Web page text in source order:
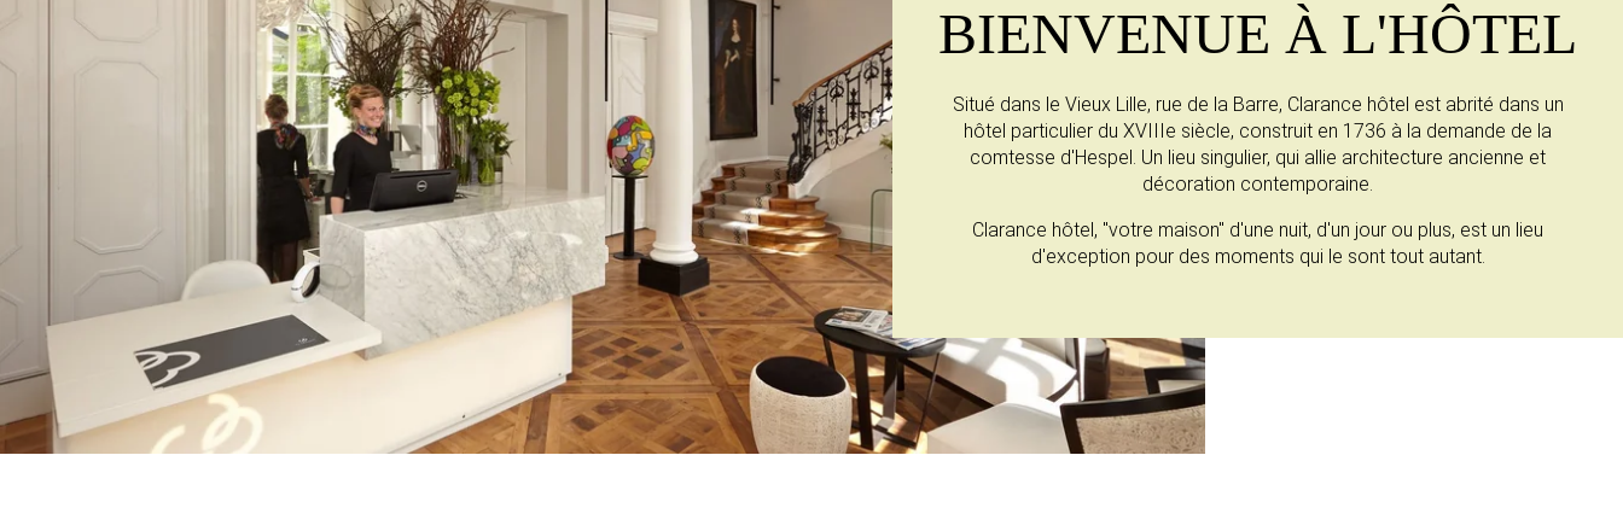
BIENVENUE À L'HÔTEL
Situé dans le Vieux Lille, rue de la Barre, Clarance hôtel est abrité dans un
hôtel particulier du XVIIIe siècle, construit en 1736 à la demande de la
comtesse d'Hespel. Un lieu singulier, qui allie architecture ancienne et
décoration contemporaine.
Clarance hôtel, "votre maison" d'une nuit, d'un jour ou plus, est un lieu
d'exception pour des moments qui le sont tout autant.